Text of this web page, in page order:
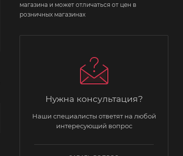
магазина и может отличаться от цен в
розничных магазинах
Нужна консультация?
Наши специалисты ответят на любой
интересующий вопрос